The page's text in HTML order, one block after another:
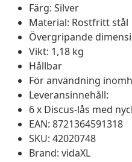
Färg: Silver
Material: Rostfritt stål
Övergripande
Vikt: 1,18 kg
Hållbar
För användning
Leveransinnehåll:
6 x Discus-lås med
EAN: 8721364591318
SKU: 42020748
Brand: vidaXL